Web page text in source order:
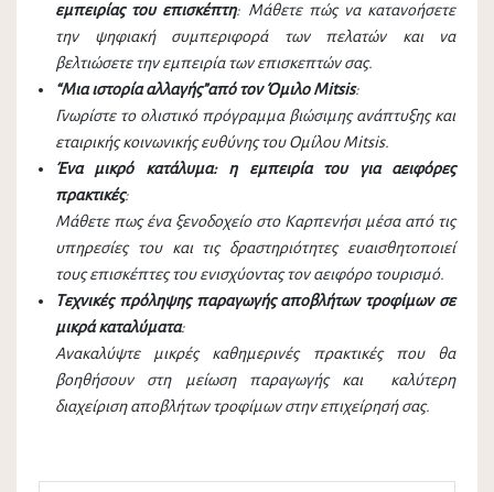
εμπειρίας του επισκέπτη: Μάθετε πώς να κατανοήσετε
την ψηφιακή συμπεριφορά των πελατών και να
βελτιώσετε την εμπειρία των επισκεπτών σας.
“Μια ιστορία αλλαγής”από τον Όμιλο Mitsis:
Γνωρίστε το ολιστικό πρόγραμμα βιώσιμης ανάπτυξης και
εταιρικής κοινωνικής ευθύνης του Ομίλου Mitsis.
Ένα μικρό κατάλυμα: η εμπειρία του για αειφόρες
πρακτικές:
Μάθετε πως ένα ξενοδοχείο στο Καρπενήσι μέσα από τις
υπηρεσίες του και τις δραστηριότητες ευαισθητοποιεί
τους επισκέπτες του ενισχύοντας τον αειφόρο τουρισμό.
Τεχνικές πρόληψης παραγωγής αποβλήτων τροφίμων σε
μικρά καταλύματα:
Ανακαλύψτε μικρές καθημερινές πρακτικές που θα
βοηθήσουν στη μείωση παραγωγής και καλύτερη
διαχείριση αποβλήτων τροφίμων στην επιχείρησή σας.